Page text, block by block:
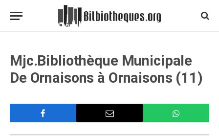
Mjc.Bibliothèque Municipale
De Ornaisons à Ornaisons (11)